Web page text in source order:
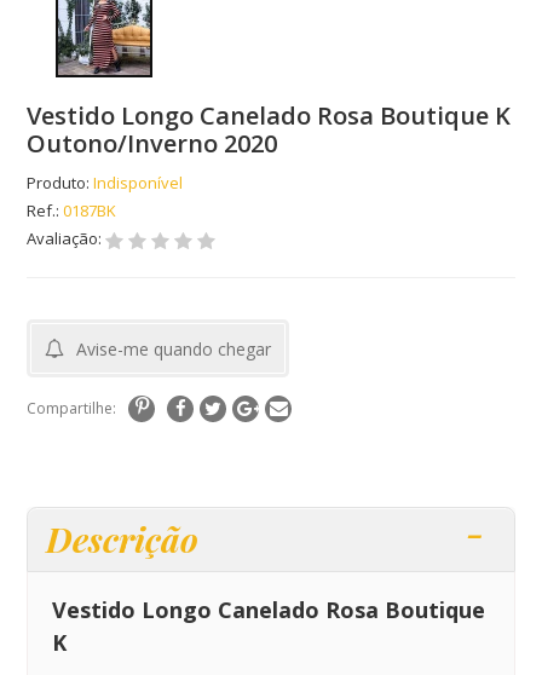
Vestido Longo Canelado Rosa Boutique K
Outono/Inverno 2020
Produto: Indisponível
Ref.:0187BK
Avaliação:
Avise-me quando chegar
Compartilhe:
Descrição
Vestido Longo Canelado Rosa Boutique
K